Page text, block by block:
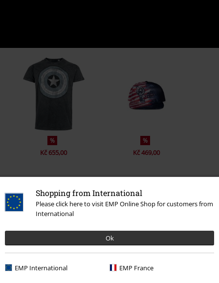
Shopping from International
Please click here to visit EMP Online Shop for customers from
International
Ok
EMP International EMP France
%
Kč 655,00
%
Kč 469,00
0 Hodnocení
Podělte se o váš názor "Captain America Shield".